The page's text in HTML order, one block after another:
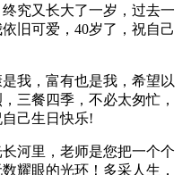
究又长大了一岁，过去一
旧可爱，40岁了，祝自己
我，富有也是我，希望以
三餐四季，不必太匆忙，
己生日快乐!
河里，老师是您把一个个
耀眼的光环！多采人生，